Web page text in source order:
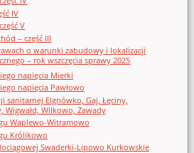
IV
V
– część III
o warunki zabudowy i lokalizacji
– rok wszczęcia sprawy 2025
napięcia Mierki
napięcia Pawłowo
sanitarnej Elgnówko, Gaj, Łęciny,
Wigwałd, Wilkowo, Zawady
Waplewo-Witramowo
Królikowo
Swaderki-Lipowo Kurkowskie